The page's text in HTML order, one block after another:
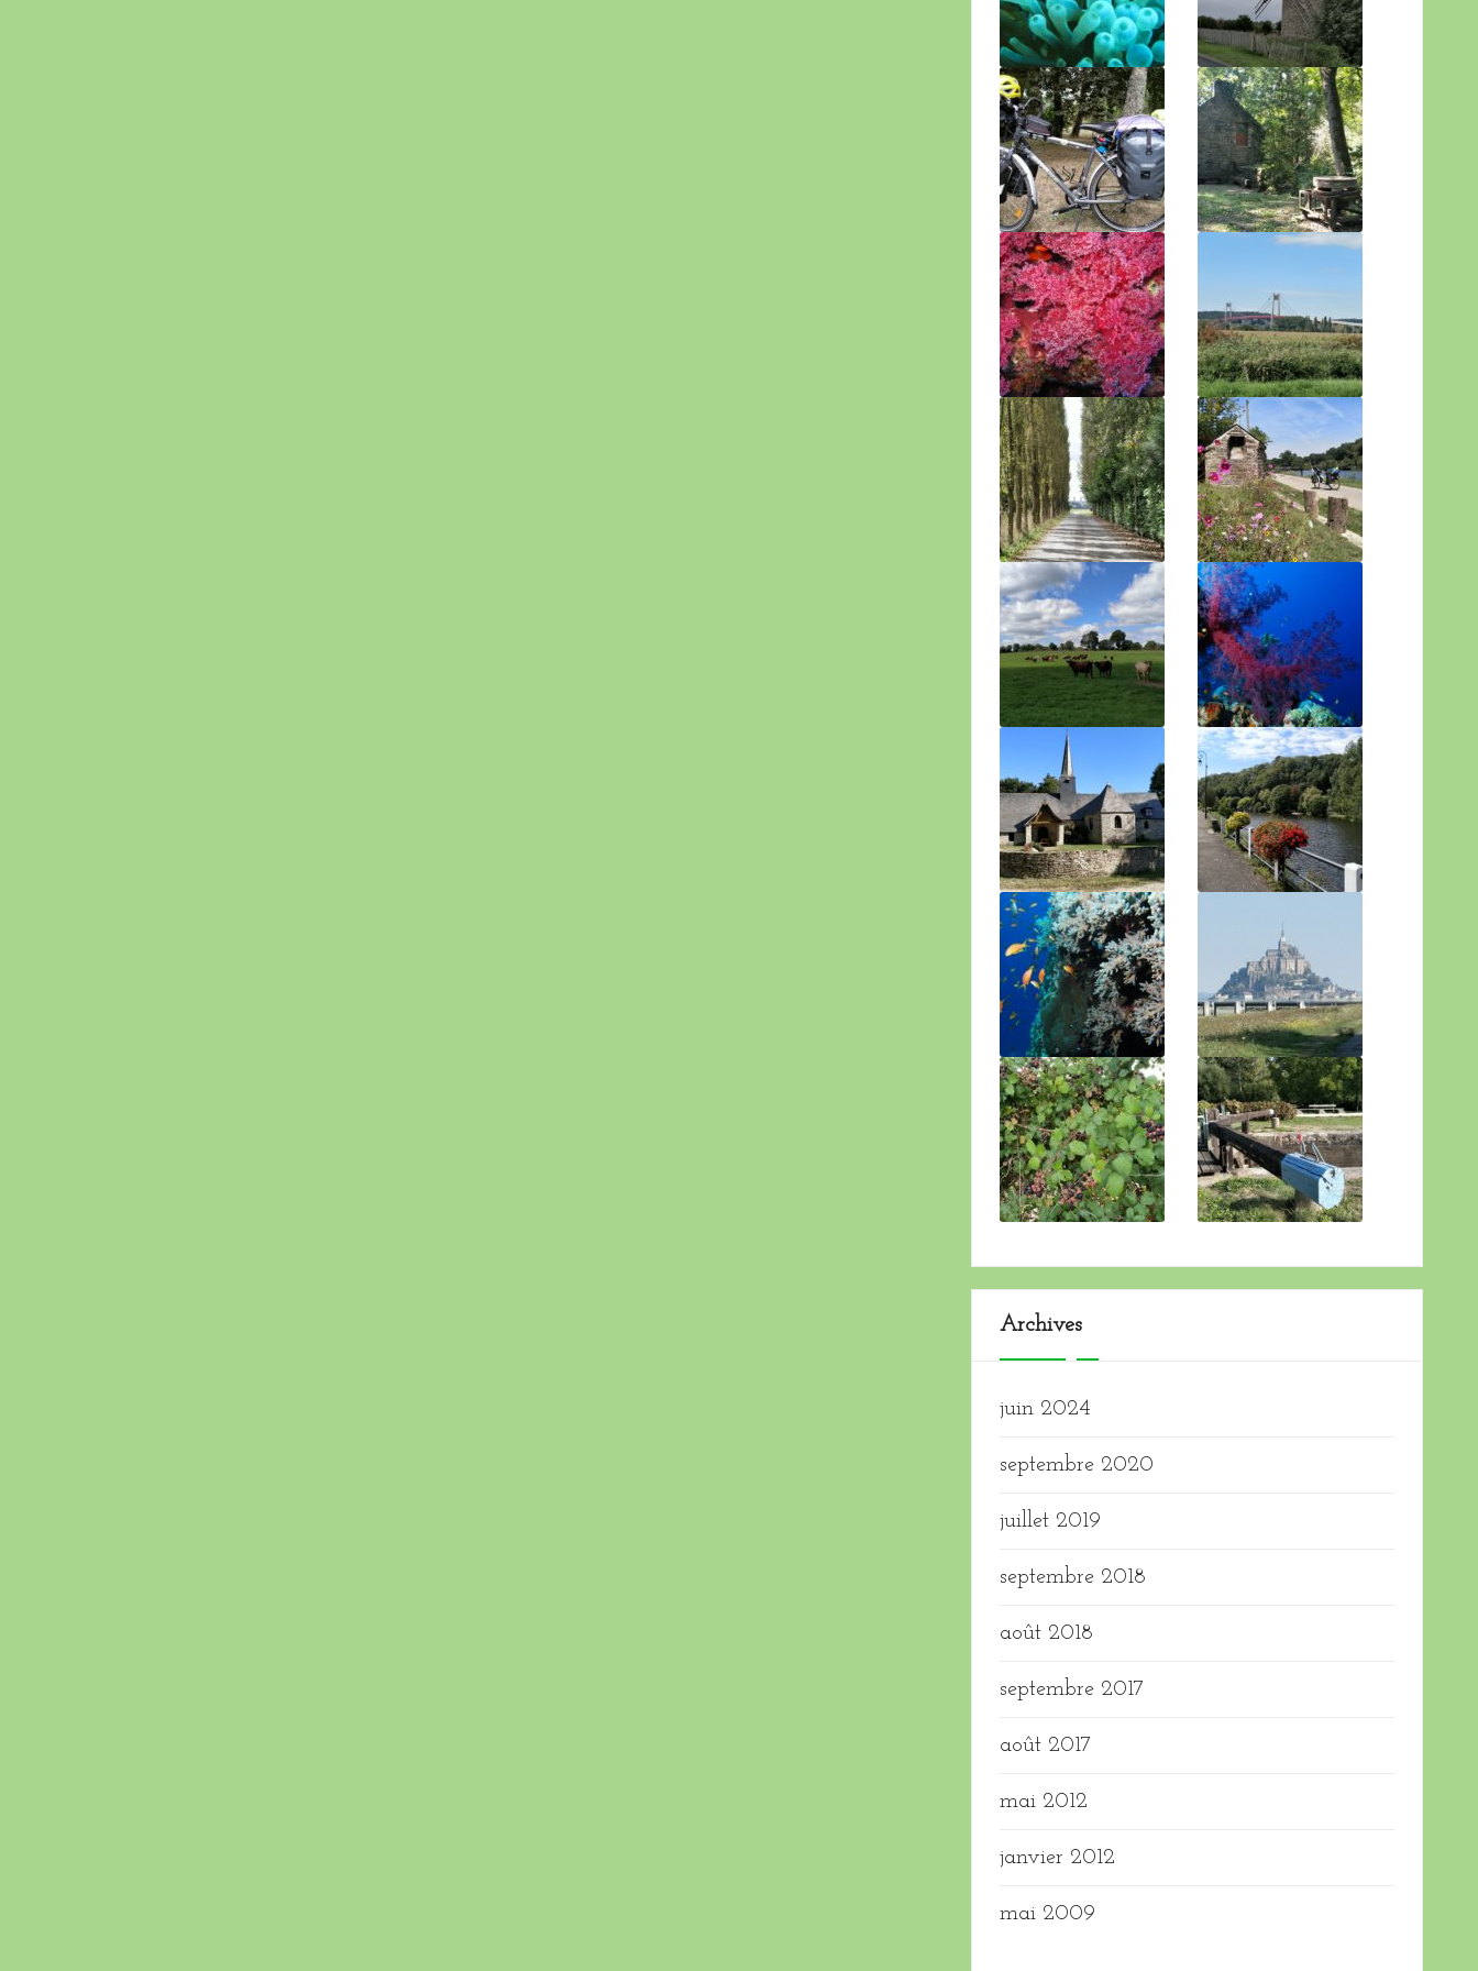
Archives
juin 2024
septembre 2020
juillet 2019
septembre 2018
août 2018
septembre 2017
août 2017
mai 2012
janvier 2012
mai 2009